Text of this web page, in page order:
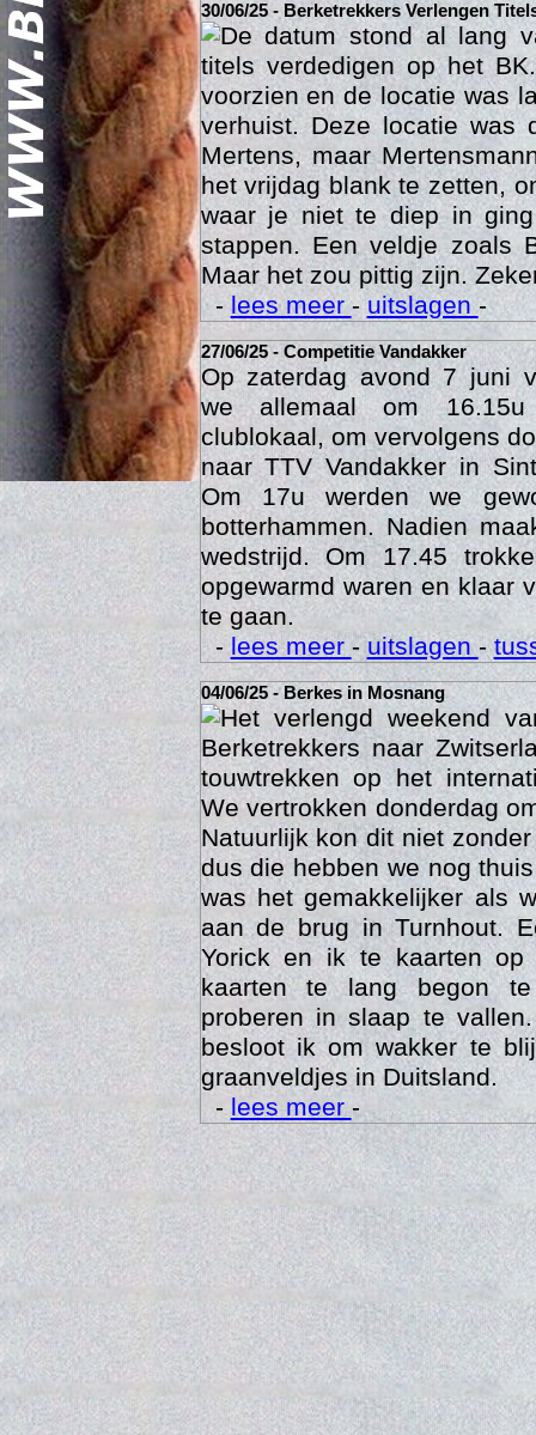
30/06/25 - Berketrekkers Verlengen
De datum stond al lang
titels verdedigen op het
voorzien en de locatie was
verhuist. Deze locatie was
Mertens, maar
het vrijdag blank te zetten,
waar je niet te diep in
stappen. Een veldje zoals
Maar het zou pittig zijn.
-lees meer-uitslagen -
27/06/25 - Competitie Vandakker
Op zaterdag avond 7 juni
we allemaal om
clublokaal, om vervolgens
naar TTV Vandakker in
Om 17u werden we
botterhammen. Nadien
wedstrijd. Om 17.45
opgewarmd waren en klaar
te gaan.
-lees meer-uitslagen -
04/06/25 - Berkes in Mosnang
Het verlengd weekend
Berketrekkers naar
touwtrekken op het
We vertrokken donderdag
Natuurlijk kon dit niet
dus die hebben we nog
was het gemakkelijker als
aan de brug in Turnhout.
Yorick en ik te kaarten op
kaarten te lang begon
proberen in slaap te
besloot ik om wakker te
graanveldjes in Duitsland.
- lees meer -